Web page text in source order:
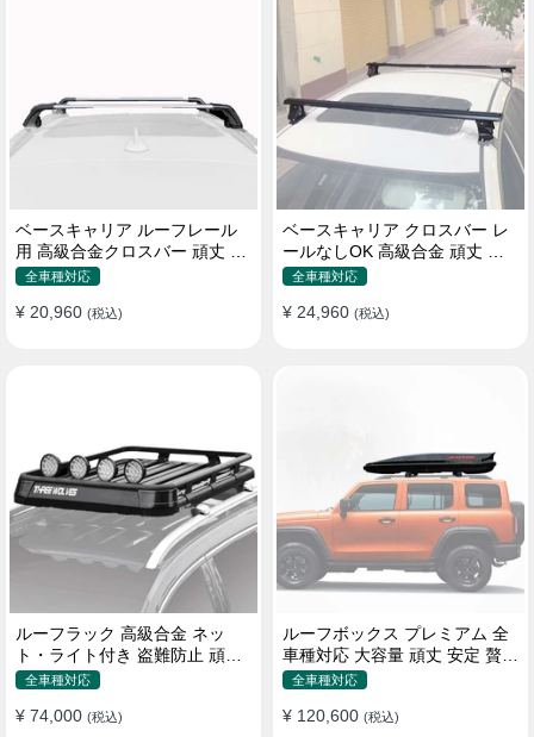
ベースキャリア ルーフレール
用 高級合金クロスバー 頑丈 ロ
ック付き ベースラックセット
全車種対応
¥ 20,960 (税込)
ベースキャリア クロスバー レ
ールなしOK 高級合金 頑丈 ロ
ック付き ベースラックセット
全車種対応
¥ 24,960 (税込)
ルーフラック 高級合金 ネッ
ト・ライト付き 盗難防止 頑丈
安定 分離式 大容量 ベースキャ
全車種対応
¥ 74,000 (税込)
ルーフボックス プレミアム 全
車種対応 大容量 頑丈 安定 贅沢
使い心地 おしゃれ 多色 車用ラ
全車種対応
¥ 120,600 (税込)